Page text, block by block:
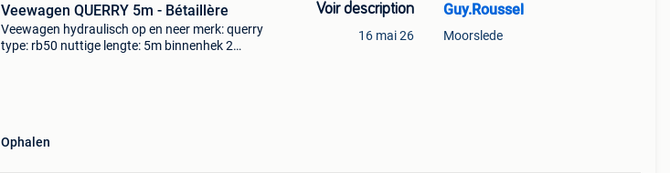
Veewagen QUERRY 5m - Bétaillère
Veewagen hydraulisch op en neer merk: querry
type: rb50 nuttige lengte: 5m binnenhek 2
Ophalen
Voir description
16 mai 26
Guy.Roussel
Moorslede